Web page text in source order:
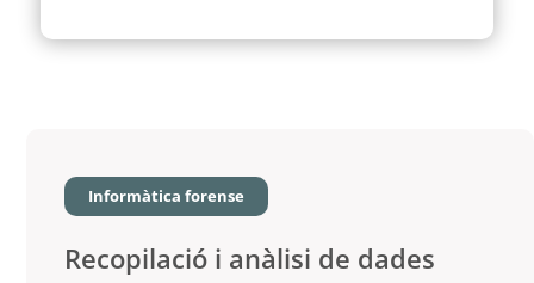
Informàtica forense
Recopilació i anàlisi de dades